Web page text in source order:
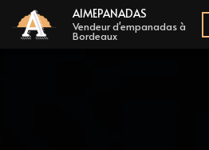
au
contenu
AIMEPANADAS
Vendeur d'empanadas à
Bordeaux